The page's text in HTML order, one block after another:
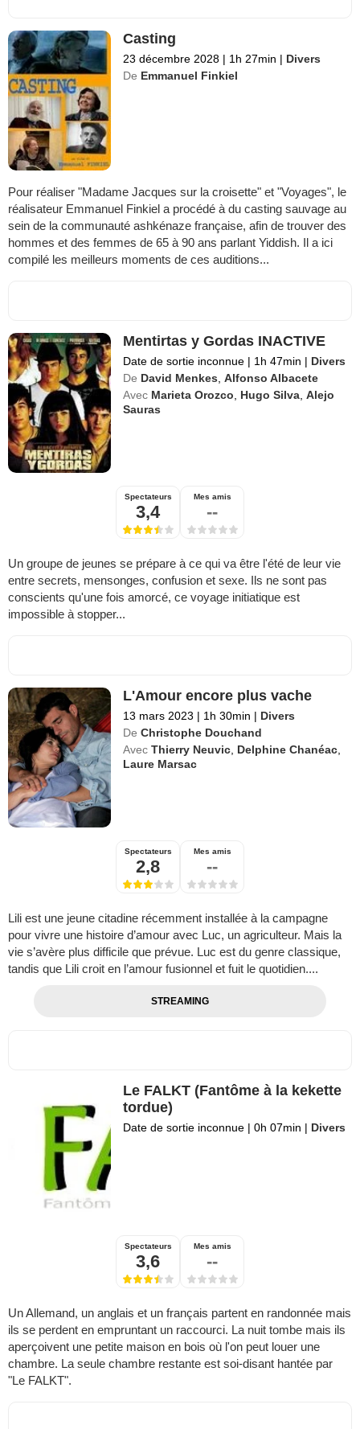
Casting
23 décembre 2028 | 1h 27min | Divers
De Emmanuel Finkiel
Pour réaliser "Madame Jacques sur la croisette" et "Voyages", le
réalisateur Emmanuel Finkiel a procédé à du casting sauvage au
sein de la communauté ashkénaze française, afin de trouver des
hommes et des femmes de 65 à 90 ans parlant Yiddish. Il a ici
compilé les meilleurs moments de ces auditions...
Mentirtas y Gordas INACTIVE
Date de sortie inconnue | 1h 47min | Divers
De David Menkes ,Alfonso Albacete
Avec Marieta Orozco Hugo Silva ,Alejo
Sauras
Spectateurs
3,4
Mes amis
--
Un groupe de jeunes se prépare à ce qui va être l'été de leur vie
entre secrets, mensonges, confusion et sexe. Ils ne sont pas
conscients qu'une fois amorcé, ce voyage initiatique est
impossible à stopper...
L'Amour encore plus vache
13 mars 2023 | 1h 30min | Divers
De Christophe Douchand
Avec Thierry Neuvic Delphine Chanéac
Laure Marsac
Spectateurs
2,8
Mes amis
--
Lili est une jeune citadine récemment installée à la campagne
pour vivre une histoire d’amour avec Luc, un agriculteur. Mais la
vie s’avère plus difficile que prévue. Luc est du genre classique,
tandis que Lili croit en l’amour fusionnel et fuit le quotidien....
STREAMING
Le FALKT (Fantôme à la kekette
tordue)
Date de sortie inconnue | 0h 07min | Divers
Spectateurs
3,6
Mes amis
--
Un Allemand, un anglais et un français partent en randonnée mais
ils se perdent en empruntant un raccourci. La nuit tombe mais ils
aperçoivent une petite maison en bois où l'on peut louer une
chambre. La seule chambre restante est soi-disant hantée par
"Le FALKT".